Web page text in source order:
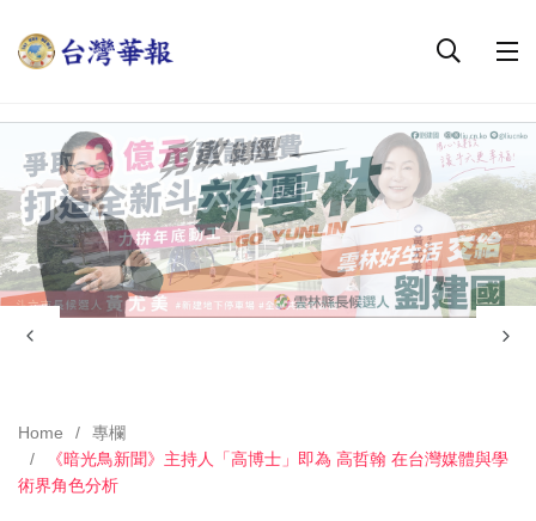
Home
專欄
《暗光鳥新聞》主持人「高博士」即為 高哲翰 在台灣媒體與學
術界角色分析